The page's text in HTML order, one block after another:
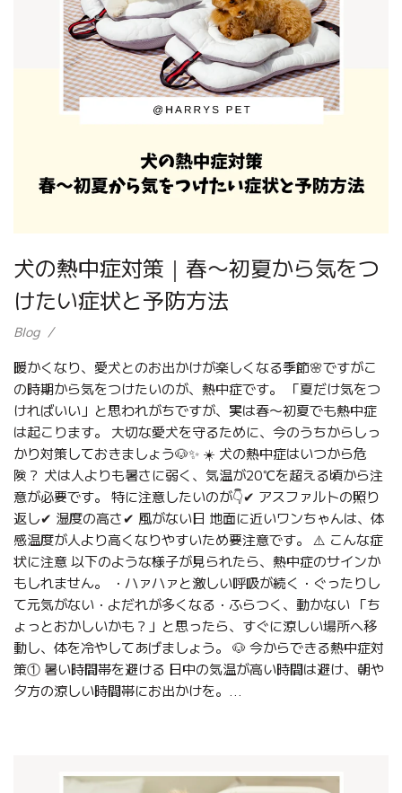
犬の熱中症対策｜春〜初夏から気をつ
けたい症状と予防方法
Blog
暖かくなり、愛犬とのお出かけが楽しくなる季節🌸ですがこ
の時期から気をつけたいのが、熱中症です。 「夏だけ気をつ
ければいい」と思われがちですが、実は春〜初夏でも熱中症
は起こります。 大切な愛犬を守るために、今のうちからしっ
かり対策しておきましょう🐶✨ ☀️ 犬の熱中症はいつから危
険？ 犬は人よりも暑さに弱く、気温が20℃を超える頃から注
意が必要です。 特に注意したいのが👇✔ アスファルトの照り
返し✔ 湿度の高さ✔ 風がない日 地面に近いワンちゃんは、体
感温度が人より高くなりやすいため要注意です。 ⚠️ こんな症
状に注意 以下のような様子が見られたら、熱中症のサインか
もしれません。 ・ハァハァと激しい呼吸が続く・ぐったりし
て元気がない・よだれが多くなる・ふらつく、動かない 「ち
ょっとおかしいかも？」と思ったら、すぐに涼しい場所へ移
動し、体を冷やしてあげましょう。 🐶 今からできる熱中症対
策① 暑い時間帯を避ける 日中の気温が高い時間は避け、朝や
夕方の涼しい時間帯にお出かけを。...